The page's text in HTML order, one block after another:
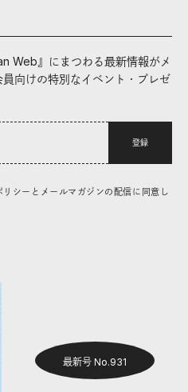
Web』にまつわる最新情報がメ
向けの特別なイベント・プレゼ
登録
シーとメールマガジンの配信に同意し
最新号 No.931